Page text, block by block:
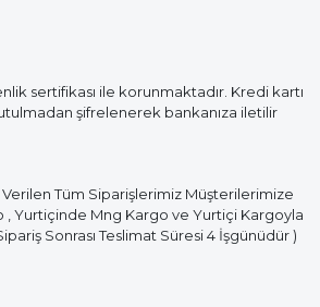
sertifikası ile korunmaktadır. Kredi kartı
şifrelenerek bankanıza iletilir
Tüm Siparişlerimiz Müşterilerimize
, Yurtiçinde Mng Kargo ve Yurtiçi Kargoyla
Sonrası Teslimat Süresi 4 İşgünüdür )